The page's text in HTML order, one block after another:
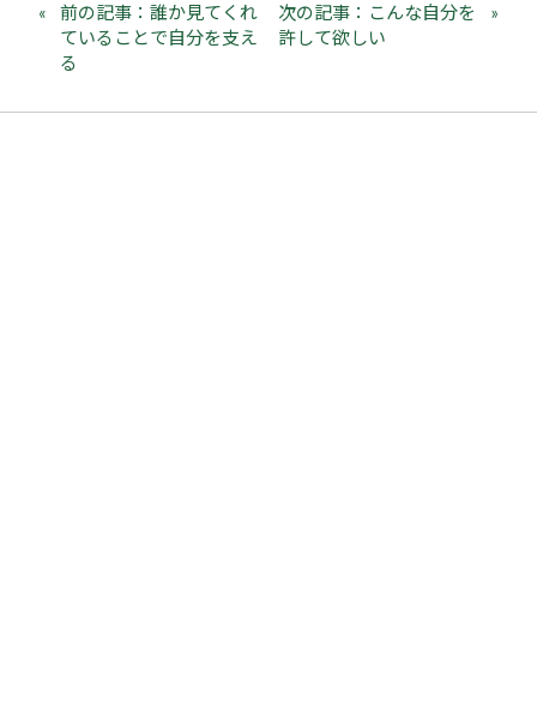
前の記事：誰か見てくれ
ていることで自分を支え
る
次の記事：こんな自分を
許して欲しい